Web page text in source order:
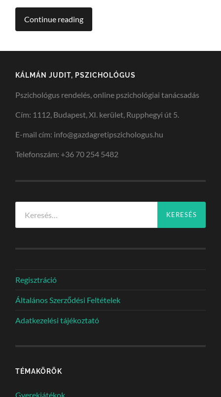
Continue reading
KÁLMÁN JUDIT, PSZICHOLÓGUS
Pszichológus rendelés, online pszichológiai tanácsadás
Cím: 1112, Budapest, XI. kerület, Rupphegyi út 5.
E-mail cím: info@gazdagretipszichologus.hu
Telefonszám: +36 70 254 5482
Regisztráció
Általános Szerződési Feltételek
Adatkezelési tájékoztató
TÉMAKÖRÖK
Gyerekjátékok